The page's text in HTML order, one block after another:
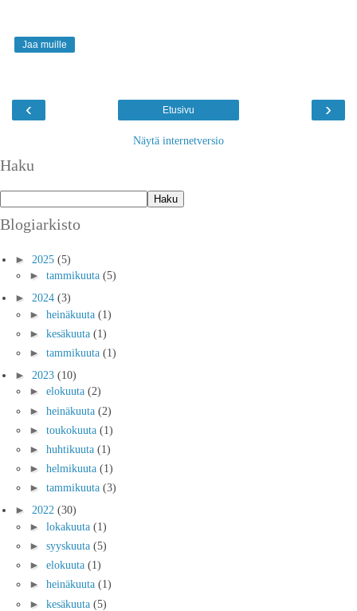
Jaa muille
‹ ›
Etusivu
Näytä internetversio
Haku
Blogiarkisto
► 2025 (5)
► tammikuuta (5)
► 2024 (3)
► heinäkuuta (1)
► kesäkuuta (1)
► tammikuuta (1)
► 2023 (10)
► elokuuta (2)
► heinäkuuta (2)
► toukokuuta (1)
► huhtikuuta (1)
► helmikuuta (1)
► tammikuuta (3)
► 2022 (30)
► lokakuuta (1)
► syyskuuta (5)
► elokuuta (1)
► heinäkuuta (1)
► kesäkuuta (5)